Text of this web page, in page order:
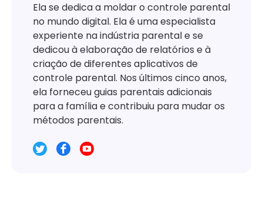
Ela se dedica a moldar o controle parental
no mundo digital. Ela é uma especialista
experiente na indústria parental e se
dedicou à elaboração de relatórios e à
criação de diferentes aplicativos de
controle parental. Nos últimos cinco anos,
ela forneceu guias parentais adicionais
para a família e contribuiu para mudar os
métodos parentais.